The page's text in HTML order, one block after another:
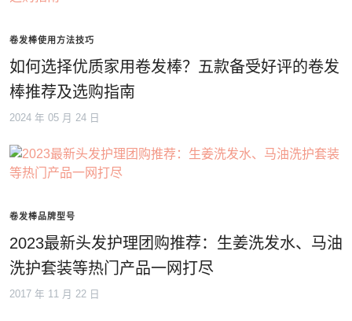
卷发棒使用方法技巧
如何选择优质家用卷发棒？五款备受好评的卷发
棒推荐及选购指南
2024 年 05 月 24 日
卷发棒品牌型号
2023最新头发护理团购推荐：生姜洗发水、马油
洗护套装等热门产品一网打尽
2017 年 11 月 22 日